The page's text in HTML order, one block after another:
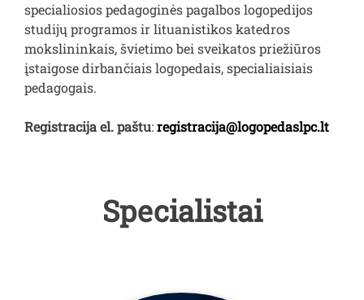
specialiosios pedagoginės pagalbos logopedijos
studijų programos ir lituanistikos katedros
mokslininkais, švietimo bei sveikatos priežiūros
įstaigose dirbančiais logopedais, specialiaisiais
pedagogais.
Registracija el. paštu:registracija@logopedaslpc.lt
Specialistai